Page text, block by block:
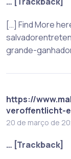
[…] Find More
grande-
https://
veroffentlicht-
20 de março de
… [Trackback]